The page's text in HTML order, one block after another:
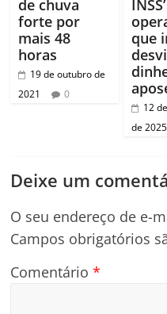
de chuva
forte por
mais 48
horas
19 de outubro de
2021
0
que
12
de 2025
Deixe um
O seu endereço de e-
Campos obrigatórios
Comentário*